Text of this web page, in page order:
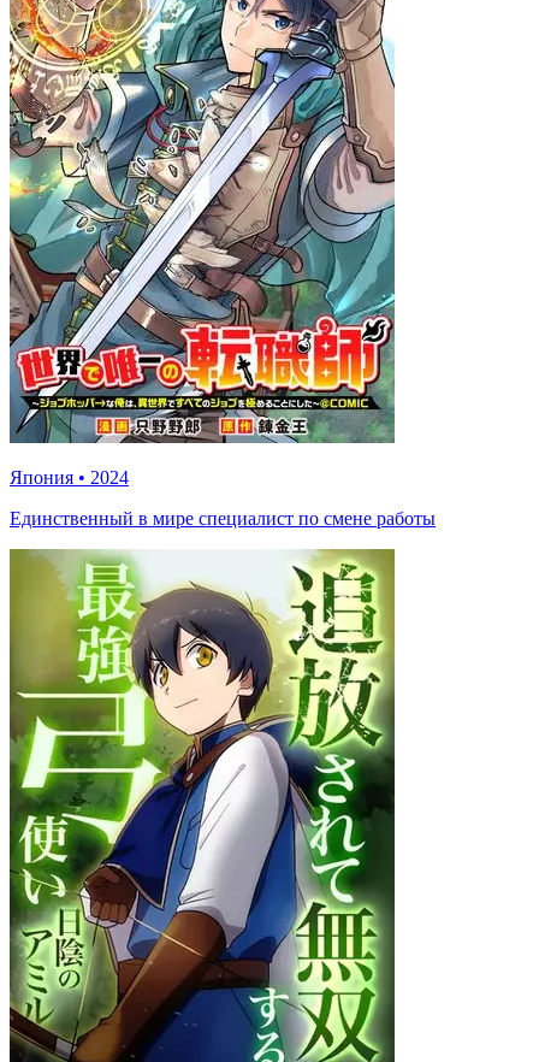
Япония • 2024
Единственный в мире специалист по смене работы